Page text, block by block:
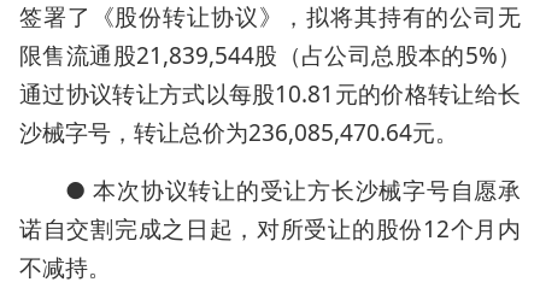
签署了《股份转让协议》，拟将其持有的公司无
限售流通股21,839,544股（占公司总股本的5%）
通过协议转让方式以每股10.81元的价格转让给长
沙械字号，转让总价为236,085,470.64元。
● 本次协议转让的受让方长沙械字号自愿承
诺自交割完成之日起，对所受让的股份12个月内
不减持。